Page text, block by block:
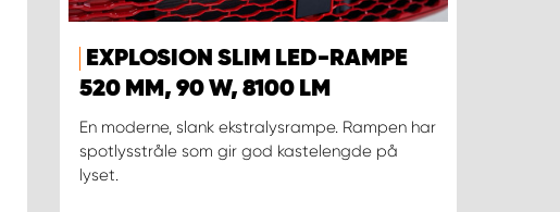
EXPLOSION SLIM LED-RAMPE
520 MM, 90 W, 8100 LM
En moderne, slank ekstralysrampe. Rampen har
spotlysstråle som gir god kastelengde på
lyset.